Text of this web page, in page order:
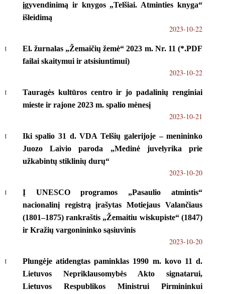
įgyvendinimą ir knygos „Telšiai. Atminties knyga“
išleidimą
2023-10-22
El. žurnalas „Žemaičių žemė“ 2023 m. Nr. 11 (*.PDF
failai skaitymui ir atsisiuntimui)
2023-10-22
Tauragės kultūros centro ir jo padalinių renginiai
mieste ir rajone 2023 m. spalio mėnesį
2023-10-21
Iki spalio 31 d. VDA Telšių galerijoje – menininko
Juozo Laivio paroda „Medinė juvelyrika prie
užkabintų stiklinių durų“
2023-10-20
Į UNESCO programos „Pasaulio atmintis“
nacionalinį registrą įrašytas Motiejaus Valančiaus
(1801–1875) rankraštis „Žemaitiu wiskupiste“ (1847)
ir Kražių vargonininko sąsiuvinis
2023-10-20
Plungėje atidengtas paminklas 1990 m. kovo 11 d.
Lietuvos Nepriklausomybės Akto signatarui,
Lietuvos Respublikos Ministrui Pirmininkui